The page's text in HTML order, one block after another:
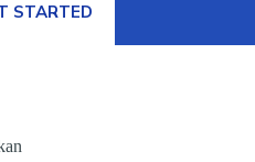
STARTED